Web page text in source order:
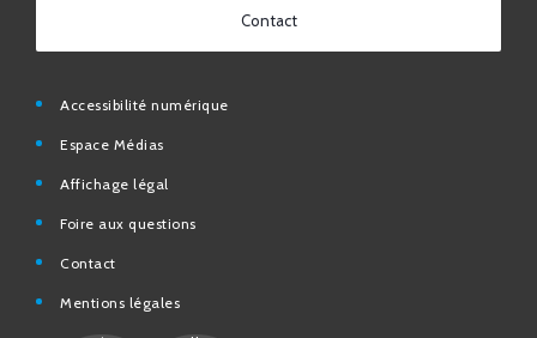
Contact
Accessibilité numérique
Espace Médias
Affichage légal
Foire aux questions
Contact
Mentions légales